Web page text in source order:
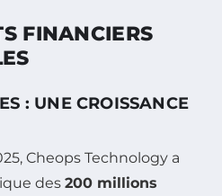
FINANCIERS
: UNE CROISSANCE
Cheops Technology a
des 200 millions